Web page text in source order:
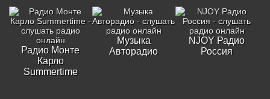
Радио Монте
Карло
Summertime
Музыка
Авторадио
NJOY Радио
Россия